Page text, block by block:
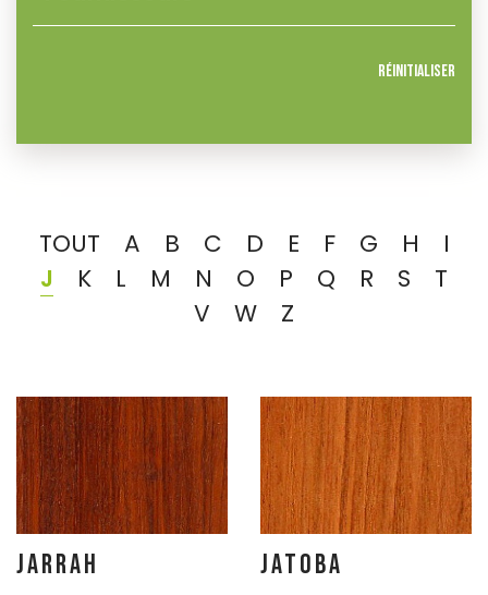
Réinitialiser
TOUT A B C D E F G H
I
J
K L M N O P Q R S
T
V
W Z
JARRAH JATOBA